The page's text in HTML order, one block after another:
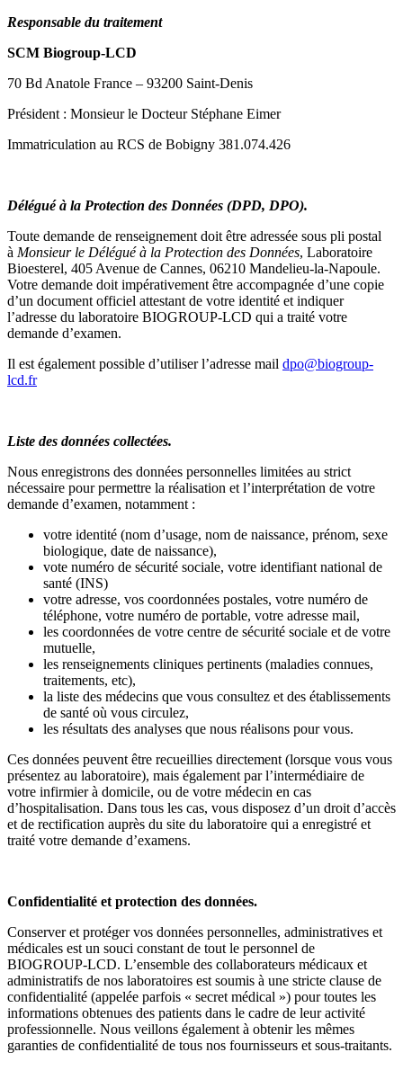
Responsable du traitement
SCM Biogroup-LCD
70 Bd Anatole France – 93200 Saint-Denis
Président : Monsieur le Docteur Stéphane Eimer
Immatriculation au RCS de Bobigny 381.074.426
Délégué à la Protection des Données (DPD, DPO).
Toute demande de renseignement doit être adressée sous pli postal
à Monsieur le Délégué à la Protection des Données, Laboratoire
Bioesterel, 405 Avenue de Cannes, 06210 Mandelieu-la-Napoule.
Votre demande doit impérativement être accompagnée d’une copie
d’un document officiel attestant de votre identité et indiquer
l’adresse du laboratoire BIOGROUP-LCD qui a traité votre
demande d’examen.
Il est également possible d’utiliser l’adresse mail dpo@biogroup-
lcd.fr
Liste des données collectées.
Nous enregistrons des données personnelles limitées au strict
nécessaire pour permettre la réalisation et l’interprétation de votre
demande d’examen, notamment :
votre identité (nom d’usage, nom de naissance, prénom, sexe
biologique, date de naissance),
vote numéro de sécurité sociale, votre identifiant national de
santé (INS)
votre adresse, vos coordonnées postales, votre numéro de
téléphone, votre numéro de portable, votre adresse mail,
les coordonnées de votre centre de sécurité sociale et de votre
mutuelle,
les renseignements cliniques pertinents (maladies connues,
traitements, etc),
la liste des médecins que vous consultez et des établissements
de santé où vous circulez,
les résultats des analyses que nous réalisons pour vous.
Ces données peuvent être recueillies directement (lorsque vous vous
présentez au laboratoire), mais également par l’intermédiaire de
votre infirmier à domicile, ou de votre médecin en cas
d’hospitalisation. Dans tous les cas, vous disposez d’un droit d’accès
et de rectification auprès du site du laboratoire qui a enregistré et
traité votre demande d’examens.
Confidentialité et protection des données.
Conserver et protéger vos données personnelles, administratives et
médicales est un souci constant de tout le personnel de
BIOGROUP-LCD. L’ensemble des collaborateurs médicaux et
administratifs de nos laboratoires est soumis à une stricte clause de
confidentialité (appelée parfois « secret médical ») pour toutes les
informations obtenues des patients dans le cadre de leur activité
professionnelle. Nous veillons également à obtenir les mêmes
garanties de confidentialité de tous nos fournisseurs et sous-traitants.